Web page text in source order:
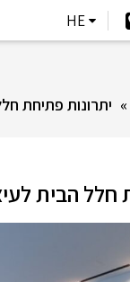
HE
» יתרונות פתיחת
חלל הבית